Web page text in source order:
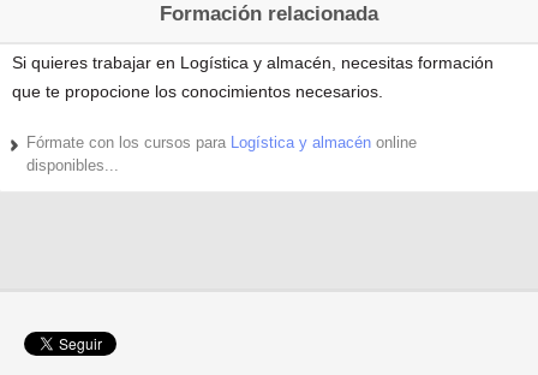
Formación relacionada
Si quieres trabajar en Logística y almacén, necesitas formación
que te propocione los conocimientos necesarios.
Fórmate con los cursos para Logística y almacénonline
disponibles...